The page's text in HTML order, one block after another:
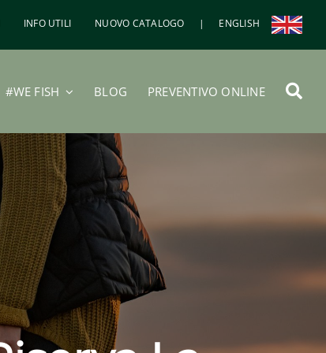
INFO UTILI NUOVO CATALOGO | ENGLISH
#WE FISH BLOG PREVENTIVO ONLINE